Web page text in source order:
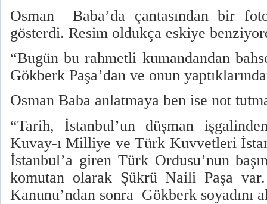
Osman
Baba’da çantasından bir
gösterdi. Resim oldukça eskiye
“Bugün bu rahmetli kumandandan
Gökberk Paşa’dan ve onun
Osman Baba anlatmaya ben ise not
“Tarih, İstanbul’un düşman
Kuvay-ı Milliye ve Türk Kuvvetleri
İstanbul’a giren Türk Ordusu’nun
komutan olarak Şükrü Naili Paşa var.
Kanunu’ndan sonra Gökberk soyadını